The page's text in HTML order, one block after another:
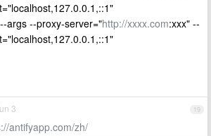
args --proxy-server="http://xxxx.com:xxx" --
19
3
antifyapp.com/zh/